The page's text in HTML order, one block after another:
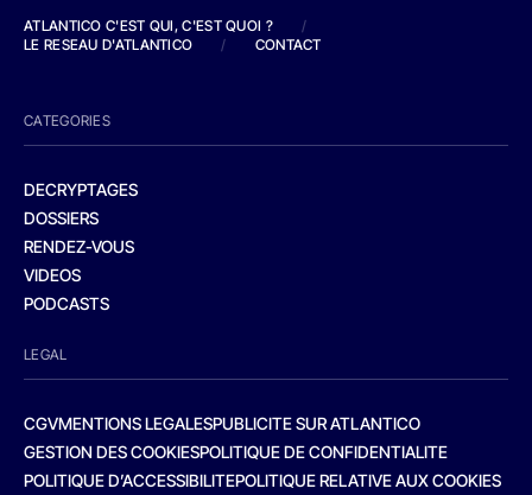
ATLANTICO C'EST QUI, C'EST QUOI ?
/
LE RESEAU D'ATLANTICO
/ CONTACT
CATEGORIES
DECRYPTAGES
DOSSIERS
RENDEZ-VOUS
VIDEOS
PODCASTS
LEGAL
CGVMENTIONS LEGALESPUBLICITE SUR ATLANTICO
GESTION DES COOKIESPOLITIQUE DE CONFIDENTIALITE
POLITIQUE D’ACCESSIBILITEPOLITIQUE RELATIVE AUX COOKIES